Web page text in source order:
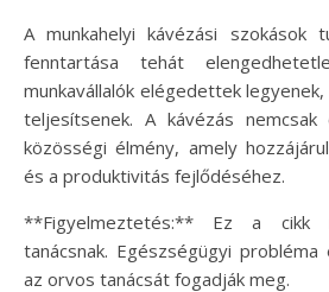
A munkahelyi kávézási szokások
fenntartása tehát
munkavállalók elégedettek
teljesítsenek. A kávézás
közösségi élmény, amely
és a produktivitás fejlődéséhez.
**Figyelmeztetés:** Ez a cikk
tanácsnak. Egészségügyi
az orvos tanácsát fogadják meg.